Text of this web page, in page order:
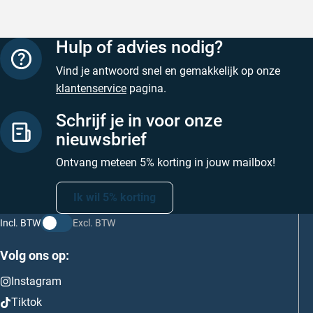
Hulp of advies nodig?
Vind je antwoord snel en gemakkelijk op onze
klantenservice pagina.
Schrijf je in voor onze
nieuwsbrief
Ontvang meteen 5% korting in jouw mailbox!
Ik wil 5% korting
Incl. BTW Excl. BTW
Volg ons op:
Instagram
Tiktok